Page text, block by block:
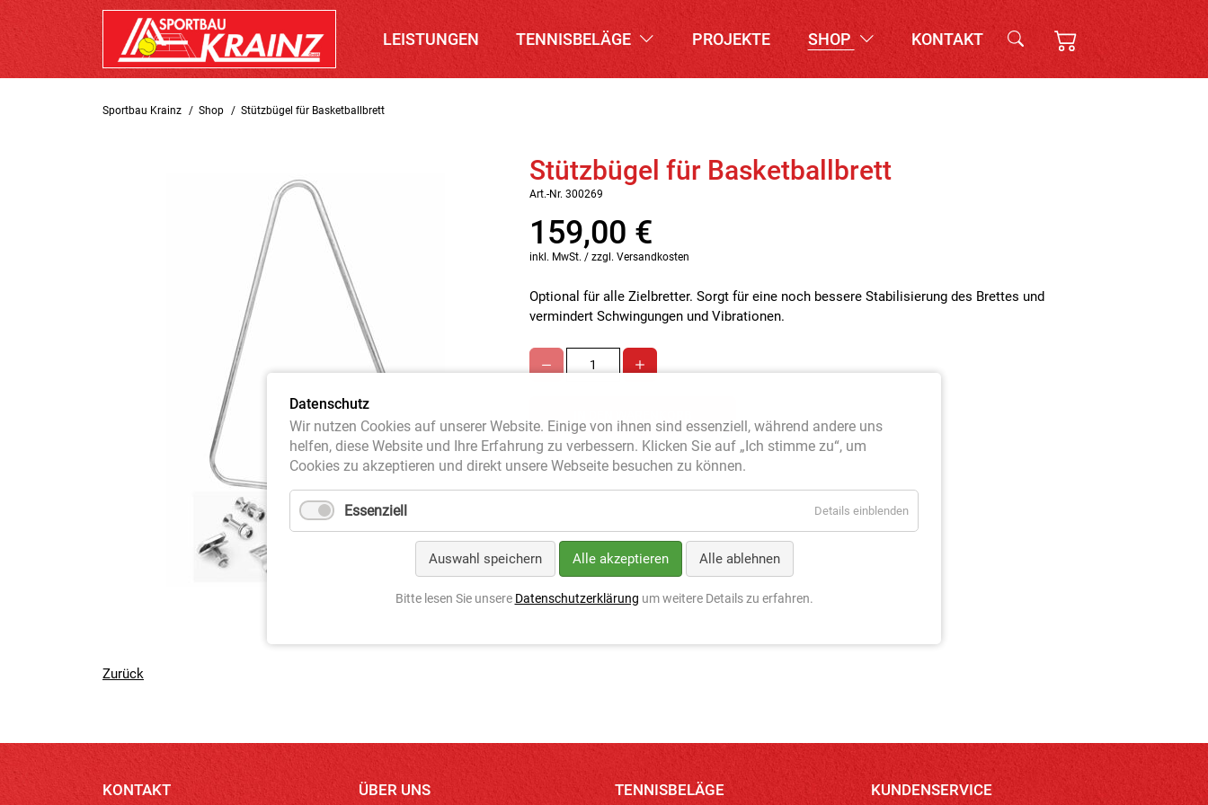
LEISTUNGEN TENNISBELÄGE PROJEKTE SHOP KONTAKT
Sportbau Krainz Shop Stützbügel für Basketballbrett
Stützbügel für Basketballbrett
Art.-Nr. 300269
159,00 €
inkl. MwSt. / zzgl. Versandkosten
Optional für alle Zielbretter. Sorgt für eine noch bessere Stabilisierung des Brettes und
vermindert Schwingungen und Vibrationen.
Zurück
KONTAKT ÜBER UNS TENNISBELÄGE KUNDENSERVICE
Datenschutz
Wir nutzen Cookies auf unserer Website. Einige von ihnen sind essenziell, während andere uns
helfen, diese Website und Ihre Erfahrung zu verbessern. Klicken Sie auf „Ich stimme zu“, um
Cookies zu akzeptieren und direkt unsere Webseite besuchen zu können.
Essenziell Details einblenden
Auswahl speichern Alle akzeptieren Alle ablehnen
Bitte lesen Sie unsere Datenschutzerklärung um weitere Details zu erfahren.